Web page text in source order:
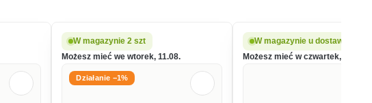
W magazynie 2 szt
Możesz mieć we wtorek, 11.08.
Działanie −1%
W magazynie u dostawcy
Możesz mieć w czwartek, 13.08.